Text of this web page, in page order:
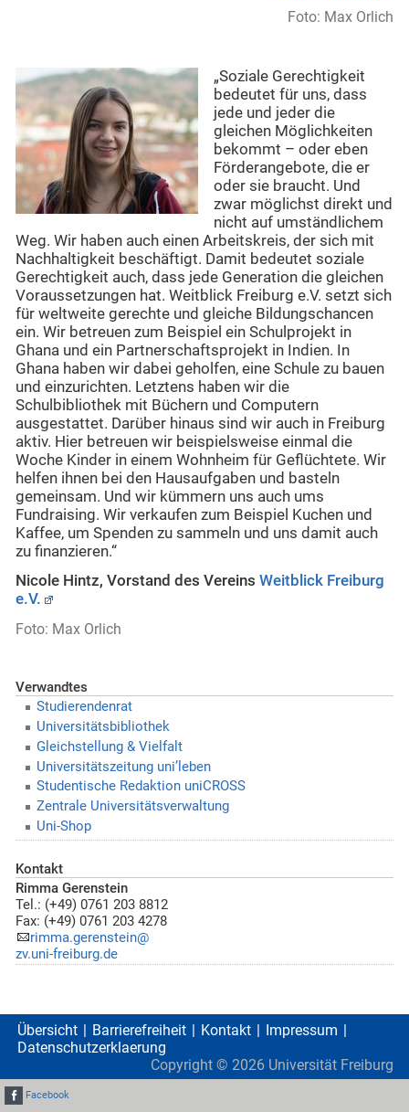
Foto: Max Orlich
„Soziale Gerechtigkeit
bedeutet für uns, dass
jede und jeder die
gleichen Möglichkeiten
bekommt – oder eben
Förderangebote, die er
oder sie braucht. Und
zwar möglichst direkt und
nicht auf umständlichem
Weg. Wir haben auch einen Arbeitskreis, der sich mit
Nachhaltigkeit beschäftigt. Damit bedeutet soziale
Gerechtigkeit auch, dass jede Generation die gleichen
Voraussetzungen hat. Weitblick Freiburg e.V. setzt sich
für weltweite gerechte und gleiche Bildungschancen
ein. Wir betreuen zum Beispiel ein Schulprojekt in
Ghana und ein Partnerschaftsprojekt in Indien. In
Ghana haben wir dabei geholfen, eine Schule zu bauen
und einzurichten. Letztens haben wir die
Schulbibliothek mit Büchern und Computern
ausgestattet. Darüber hinaus sind wir auch in Freiburg
aktiv. Hier betreuen wir beispielsweise einmal die
Woche Kinder in einem Wohnheim für Geflüchtete. Wir
helfen ihnen bei den Hausaufgaben und basteln
gemeinsam. Und wir kümmern uns auch ums
Fundraising. Wir verkaufen zum Beispiel Kuchen und
Kaffee, um Spenden zu sammeln und uns damit auch
zu finanzieren.“
Nicole Hintz, Vorstand des Vereins Weitblick Freiburg
e.V.
Foto: Max Orlich
Verwandtes
Studierendenrat
Universitätsbibliothek
Gleichstellung & Vielfalt
Universitätszeitung uni’leben
Studentische Redaktion uniCROSS
Zentrale Universitätsverwaltung
Uni-Shop
Kontakt
Rimma Gerenstein
Tel.: (+49) 0761 203 8812
Fax: (+49) 0761 203 4278
rimma.gerenstein@
zv.uni-freiburg.de
Übersicht Barrierefreiheit Kontakt
Impressum
Datenschutzerklaerung
Copyright © 2026 Universität Freiburg
Facebook